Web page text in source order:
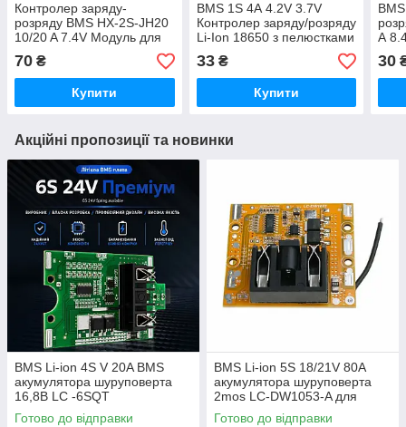
Контролер заряду-
розряду BMS HX-2S-JH20
10/20 A 7.4V Модуль для
2-х Li-Ion акумуляторів
18650 з балансиром
70 ₴
Купити
BMS 1S 4А 4.2V 3.7V
Контролер заряду/розряду
Li-Ion 18650 з пелюстками
33₴
Купити
А
30
Акційні пропозиції та новинки
BMS Li-ion 4S V 20A BMS
акумулятора шуруповерта
16,8В LС -6SQT
Готово до відправки
BMS Li-ion 5S 18/21V 80A
акумулятора шуруповерта
2mos LC-DW1053-A для
Dewei
Готово до відправки